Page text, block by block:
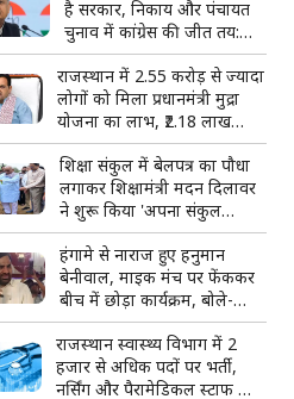
है सरकार, निकाय और पंचायत
चुनाव में कांग्रेस की जीत तय:
अशोक गहलोत
राजस्थान में 2.55 करोड़ से ज्यादा
लोगों को मिला प्रधानमंत्री मुद्रा
योजना का लाभ, ₹2.18 लाख
करोड़ से अधिक ऋण स्वीकृत
शिक्षा संकुल में बेलपत्र का पौधा
लगाकर शिक्षामंत्री मदन दिलावर
ने शुरू किया 'अपना संकुल
हरियालो संकुल' अभियान
हंगामे से नाराज हुए हनुमान
बेनीवाल, माइक मंच पर फेंककर
बीच में छोड़ा कार्यक्रम, बोले-
'तुमने नेता देखा है या नहीं...'
राजस्थान स्वास्थ्य विभाग में 2
हजार से अधिक पदों पर भर्ती,
नर्सिंग और पैरामेडिकल स्टाफ को